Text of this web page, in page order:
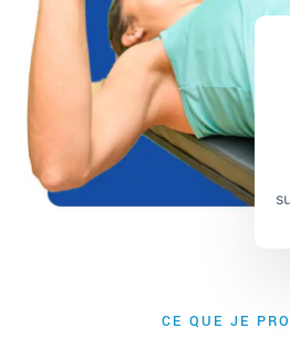
CE QUE JE